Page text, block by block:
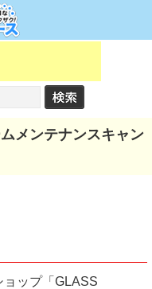
メンテナンスキャン
ップ「GLASS